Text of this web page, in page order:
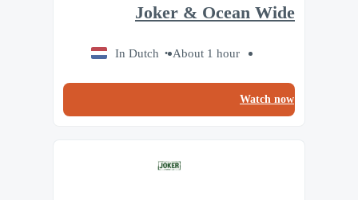
Joker & Ocean Wide
About 1 hour
In Dutch
Watch now